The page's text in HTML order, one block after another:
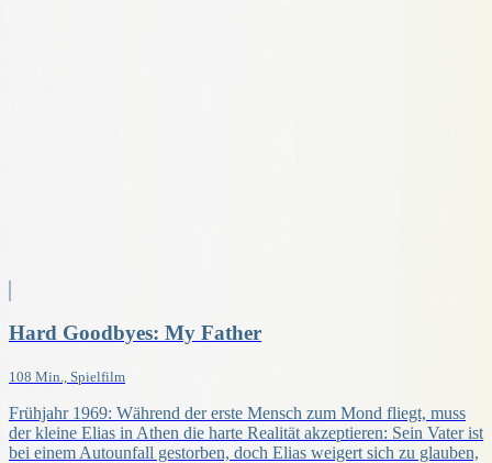
Hard Goodbyes: My Father
108 Min., Spielfilm
Frühjahr 1969: Während der erste Mensch zum Mond fliegt, muss
der kleine Elias in Athen die harte Realität akzeptieren: Sein Vater ist
bei einem Autounfall gestorben, doch Elias weigert sich zu glauben,